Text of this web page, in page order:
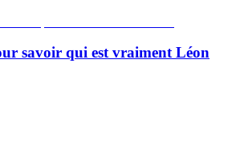
savoir qui est vraiment Léon